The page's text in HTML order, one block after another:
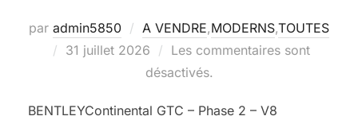
par admin5850 A VENDRE,MODERNS,TOUTES
Publié
31 juillet 2026
Les commentaires sont
désactivés.
BENTLEYContinental GTC – Phase 2 – V8